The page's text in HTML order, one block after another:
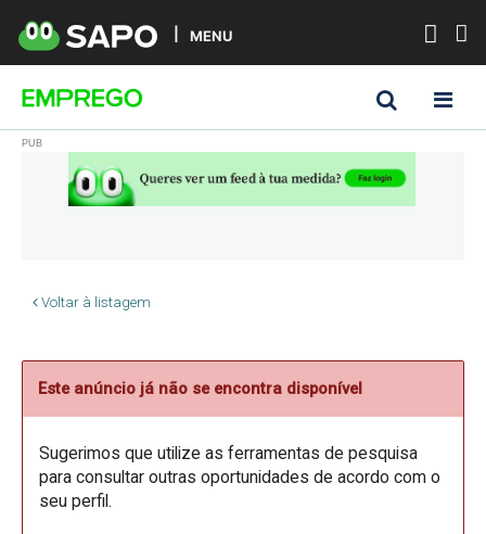
MENU
Voltar à listagem
Este anúncio já não se encontra disponível
Sugerimos que utilize as ferramentas de pesquisa
para consultar outras oportunidades de acordo com o
seu perfil.